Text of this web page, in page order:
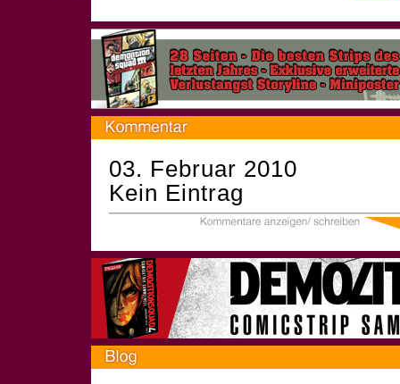
03. Februar 2010
Kein Eintrag